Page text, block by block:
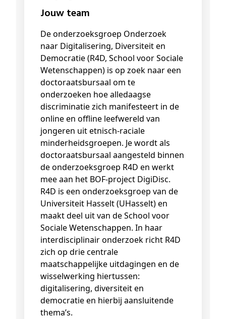
Jouw team
De onderzoeksgroep Onderzoek
naar Digitalisering, Diversiteit en
Democratie (R4D, School voor Sociale
Wetenschappen) is op zoek naar een
doctoraatsbursaal om te
onderzoeken hoe alledaagse
discriminatie zich manifesteert in de
online en offline leefwereld van
jongeren uit etnisch-raciale
minderheidsgroepen. Je wordt als
doctoraatsbursaal aangesteld binnen
de onderzoeksgroep R4D en werkt
mee aan het BOF-project DigiDisc.
R4D is een onderzoeksgroep van de
Universiteit Hasselt (UHasselt) en
maakt deel uit van de School voor
Sociale Wetenschappen. In haar
interdisciplinair onderzoek richt R4D
zich op drie centrale
maatschappelijke uitdagingen en de
wisselwerking hiertussen:
digitalisering, diversiteit en
democratie en hierbij aansluitende
thema’s.